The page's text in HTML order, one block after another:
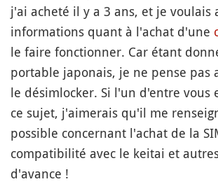
j'ai acheté il y a 3 ans, et je voulais
informations quant à l'achat d'une
le faire fonctionner. Car étant
portable japonais, je ne pense pas
le désimlocker. Si l'un d'entre vous
ce sujet, j'aimerais qu'il me
possible concernant l'achat de la
compatibilité avec le keitai et
d'avance !